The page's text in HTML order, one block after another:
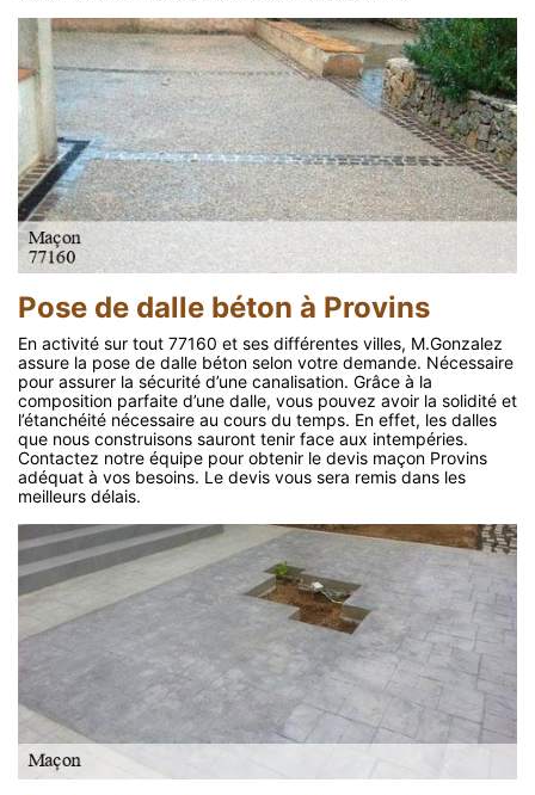
Pose de dalle béton à Provins
En activité sur tout 77160 et ses différentes villes, M.Gonzalez
assure la pose de dalle béton selon votre demande. Nécessaire
pour assurer la sécurité d’une canalisation. Grâce à la
composition parfaite d’une dalle, vous pouvez avoir la solidité et
l’étanchéité nécessaire au cours du temps. En effet, les dalles
que nous construisons sauront tenir face aux intempéries.
Contactez notre équipe pour obtenir le devis maçon Provins
adéquat à vos besoins. Le devis vous sera remis dans les
meilleurs délais.